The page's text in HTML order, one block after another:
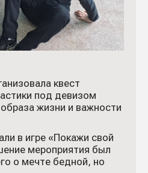
квест
под девизом
жизни и важности
в игре «Покажи свой
мероприятия был
о мечте бедной, но